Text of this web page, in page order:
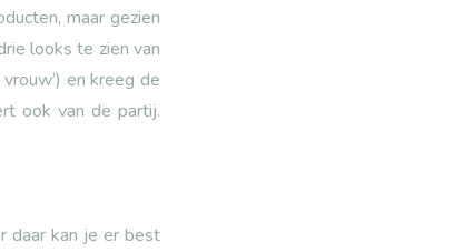
maar gezien
looks te zien van
en kreeg de
ook van de partij.
daar kan je er best